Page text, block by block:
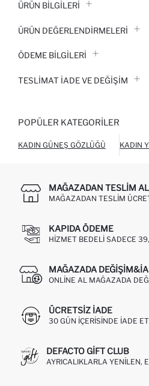
ÜRÜN BILGILERI
ÜRÜN DEĞERLENDİRMELERİ
ÖDEME BİLGİLERİ
TESLIMAT İADE VE DEĞIŞIM
POPÜLER KATEGORILER
KADIN GÜNEŞ GÖZLÜĞÜ KADIN
MAĞAZADAN TESLIM AL
MAĞAZADAN TESLIM
KAPIDA ÖDEME
HIZMET BEDELI SADECE
MAĞAZADA
ONLINE AL MAĞAZADA
ÜCRETSIZ IADE
30 GÜN IÇERISINDE IADE ET
DEFACTO GIFT CLUB
AYRICALIKLARLA YENILEN,